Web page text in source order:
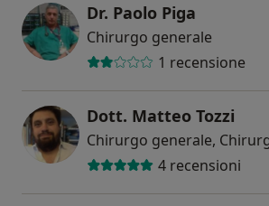
Dr. Paolo Piga
Chirurgo generale
1 recensione
Dott. Matteo Tozzi
Chirurgo generale,
4 recensioni